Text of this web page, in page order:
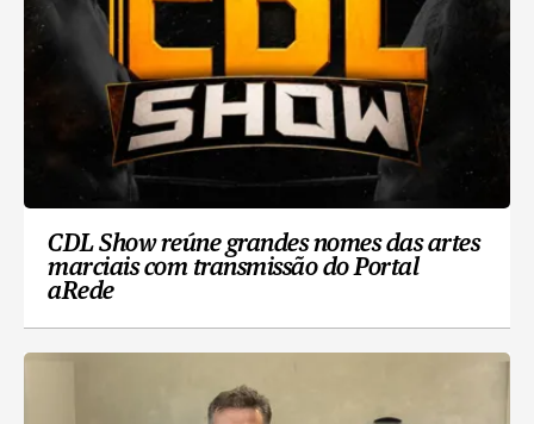
CDL Show reúne grandes nomes das artes
marciais com transmissão do Portal
aRede